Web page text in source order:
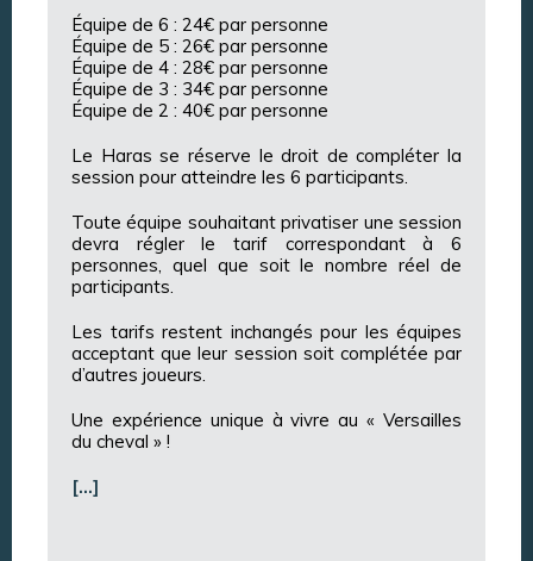
Équipe de 6 : 24€ par personne
Équipe de 5 : 26€ par personne
Équipe de 4 : 28€ par personne
Équipe de 3 : 34€ par personne
Équipe de 2 : 40€ par personne
Le Haras se réserve le droit de compléter la
session pour atteindre les 6 participants.
Toute équipe souhaitant privatiser une session
devra régler le tarif correspondant à 6
personnes, quel que soit le nombre réel de
participants.
Les tarifs restent inchangés pour les équipes
acceptant que leur session soit complétée par
d’autres joueurs.
Une expérience unique à vivre au « Versailles
du cheval » !
[…]